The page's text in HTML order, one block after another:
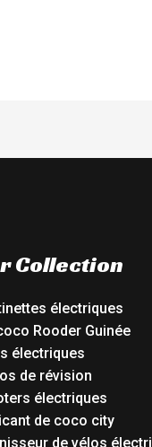
Collection
électriques
Rooder Guinée
électriques
de révision
électriques
de coco city
de vélos